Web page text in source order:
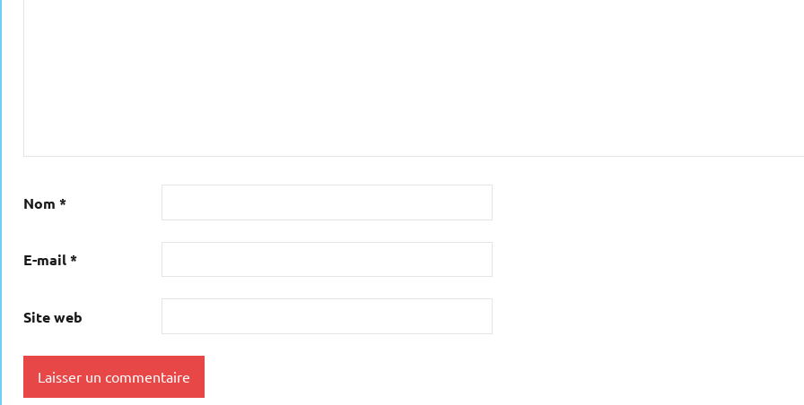
Nom *
E-mail*
Site web